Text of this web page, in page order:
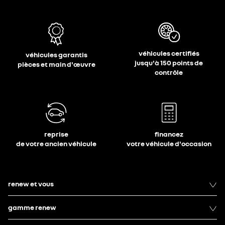
véhicules garantis
pièces et main d'œuvre
véhicules certifiés
jusqu'à 150 points de
contrôle
reprise
de votre ancien véhicule
financez
votre véhicule d'occasion
renew et vous
gamme renew